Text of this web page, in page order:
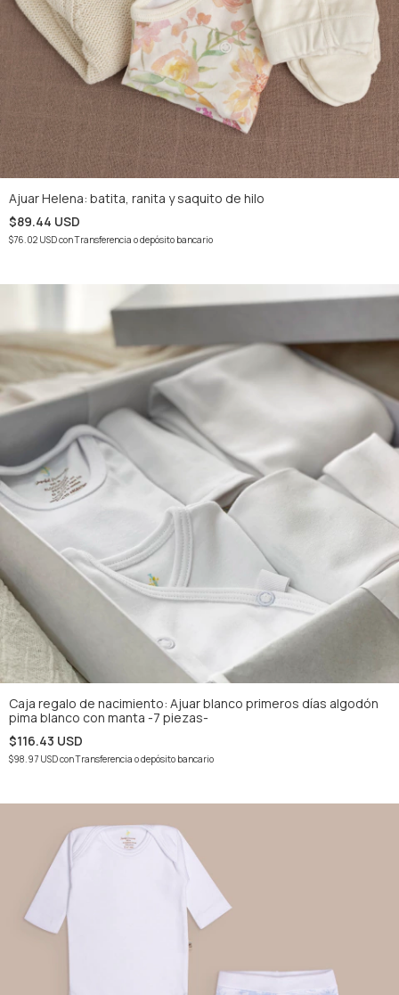
Ajuar Helena: batita, ranita y saquito de hilo
$89.44 USD
$76.02 USDconTransferencia o depósito bancario
Caja regalo de nacimiento: Ajuar blanco primeros días algodón
pima blanco con manta -7 piezas-
$116.43 USD
$98.97 USDconTransferencia o depósito bancario